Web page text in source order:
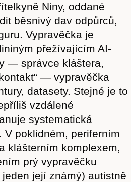
Niny, oddané
běsnivý dav odpůrců,
Vypravěčka je
přežívajícím AI-
— správce kláštera,
— vypravěčka
datasety. Stejné je to
vzdálené
systematická
V poklidném, periferním
klášterním komplexem,
prý vypravěčku
její známý) autistně